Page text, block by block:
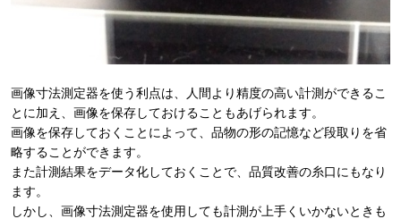
画像寸法測定器を使う利点は、人間より精度の高い計測ができるこ
とに加え、画像を保存しておけることもあげられます。
画像を保存しておくことによって、品物の形の記憶など段取りを省
略することができます。
また計測結果をデータ化しておくことで、品質改善の糸口にもなり
ます。
しかし、画像寸法測定器を使用しても計測が上手くいかないときも